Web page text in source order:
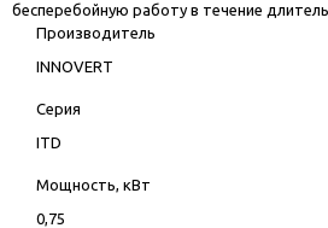
бесперебойную работу в течение
Производитель
INNOVERT
Серия
ITD
Мощность, кВт
0,75